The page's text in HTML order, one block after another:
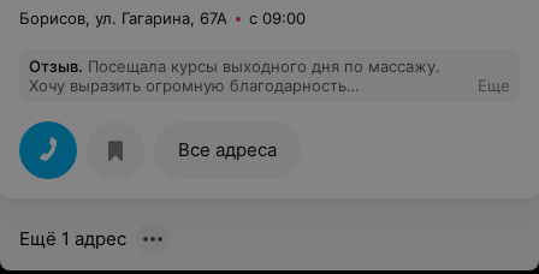
Борисов, ул. Гагарина, 67А с 09:00
Отзыв. Посещала курсы выходного дня по массажу.
Хочу выразить огромную благодарность
замечательный человек! Материал и приёмы
усваивались и запоминались легко. Все занятия
проходили в дружеской атмосфере. Я очень довольна
курсом!
Еще
Все адреса
Ещё 1 адрес